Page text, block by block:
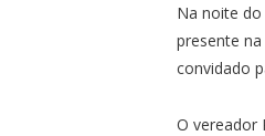
Na noite
presente
convidado
O vereador